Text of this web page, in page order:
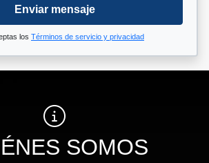
Enviar mensaje
los Términos de servicio y privacidad
SOMOS